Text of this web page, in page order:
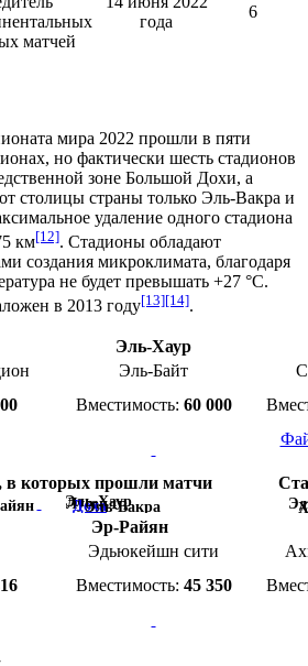
матчей
года
6
мира 2022 прошли в пяти
но фактически шесть стадионов
зоне Большой Дохи, а
столицы страны только Эль-Вакра и
удаление одного стадиона
км[12]. Стадионы обладают
создания микроклимата, благодаря
не будет превышать +27 °C.
в 2013 году[13][14].
Эль-Хаур
Эль-Байт
Вместимость: 60 000
в которых прошли матчи
Лусаил
Доха
Эль-Хаур
Эль-Вакра
Эр-Райян
Эдьюкейшн сити
Вместимость: 45 350